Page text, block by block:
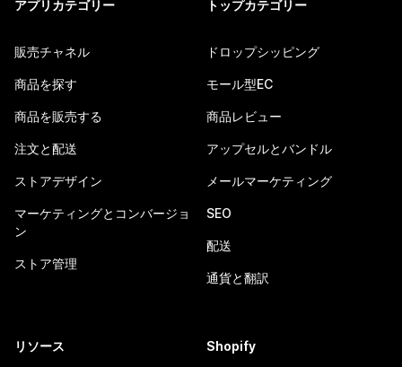
アプリカテゴリー
販売チャネル
商品を探す
商品を販売する
注文と配送
ストアデザイン
マーケティングとコンバージョ
ン
ストア管理
トップカテゴリー
ドロップシッピング
モール型EC
商品レビュー
アップセルとバンドル
メールマーケティング
SEO
配送
通貨と翻訳
リソース Shopify